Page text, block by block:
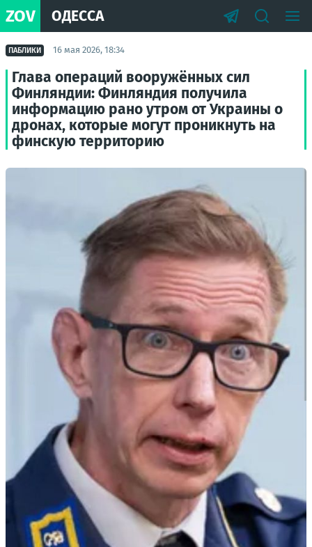
ZOV ОДЕССА
ПАБЛИКИ 16 мая 2026, 18:34
Глава операций вооружённых сил
Финляндии: Финляндия получила
информацию рано утром от Украины о
дронах, которые могут проникнуть на
финскую территорию